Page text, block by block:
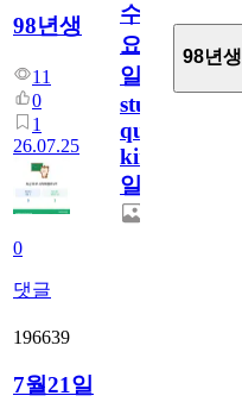
98년생
11
0
1
26.07.25
0
댓글
수
요
일/English
study
quiz
king764
일
98년생
196639
7월21일